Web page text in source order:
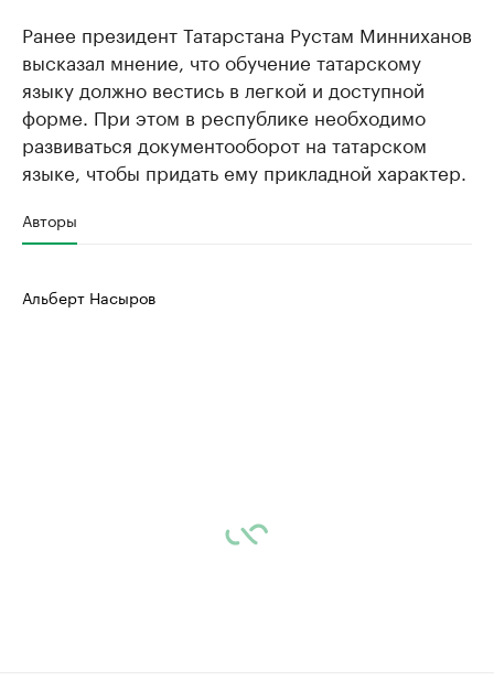
Ранее президент Татарстана Рустам Минниханов
высказал мнение, что обучение татарскому
языку должно вестись в легкой и доступной
форме. При этом в республике необходимо
развиваться документооборот на татарском
языке, чтобы придать ему прикладной характер.
Авторы
Альберт Насыров